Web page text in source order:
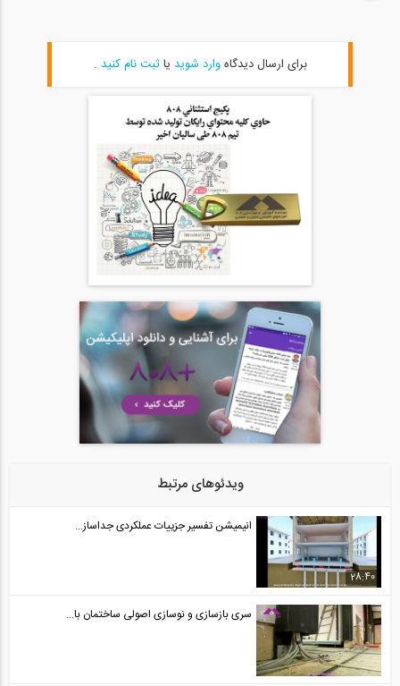
برای ارسال دیدگاهوارد شوید یاثبت نام کنید .
ویدئوهای مرتبط
28:40
انیمیشن تفسیر جزییات عملکردی جداساز...
سری بازسازی و نوسازی اصولی ساختمان با...